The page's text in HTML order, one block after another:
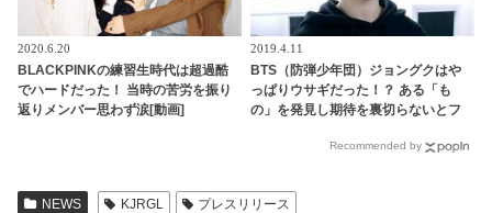
2020.6.20
BLACKPINKの練習生時代は超過酷
でハードだった！ 当時の苦労を振り
返りメンバー思わず涙[動画]
2019.4.11
BTS（防弾少年団）ジョングクはや
っぱりウサギだった！？ ある「も
の」を発見し期待を裏切らないとフ
Recommended by
NEWS KJRGL プレスリリース